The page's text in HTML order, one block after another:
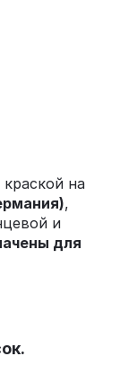
на
,
и
для